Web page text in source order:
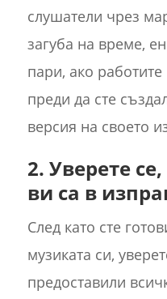
слушатели чрез
загуба на време,
пари, ако
преди да сте
версия на своето
2. Уверете
ви са в
След като сте
музиката си,
предоставили